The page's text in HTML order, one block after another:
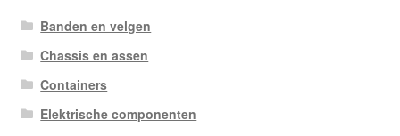
Banden en velgen
Chassis en assen
Containers
Elektrische componenten